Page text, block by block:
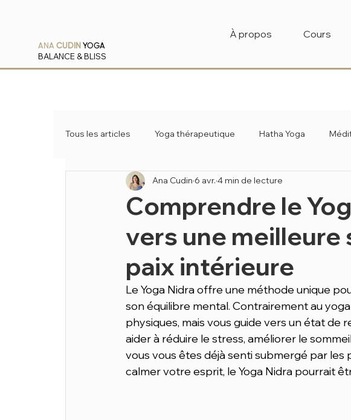
ANACUDIN YOGA
BALANCE & BLISS
À propos Cours
Tous les articles Yoga thérapeutique Hatha Yoga
Pranayama Ayurveda
Comprendre le
vers une meilleure
paix intérieure
Ana Cudin 6 avr. 4 min de lecture
Le Yoga Nidra offre une méthode unique
son équilibre mental. Contrairement au
physiques, mais vous guide vers un état
aider à réduire le stress, améliorer le
vous vous êtes déjà senti submergé par les
calmer votre esprit, le Yoga Nidra pourrait